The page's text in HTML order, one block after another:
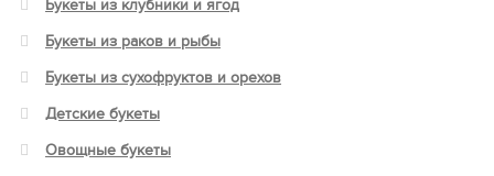
Букеты из клубники и ягод
Букеты из раков и рыбы
Букеты из сухофруктов и орехов
Детские букеты
Овощные букеты